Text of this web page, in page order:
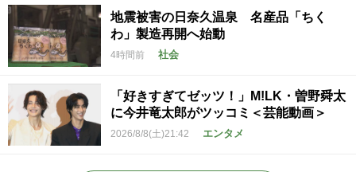
地震被害の日奈久温泉 名産品「ちく
わ」製造再開へ始動
4時間前 社会
「好きすぎてゼッツ！」M!LK・曽野舜太
に今井竜太郎がツッコミ＜芸能動画＞
2026/8/8(土)21:42 エンタメ